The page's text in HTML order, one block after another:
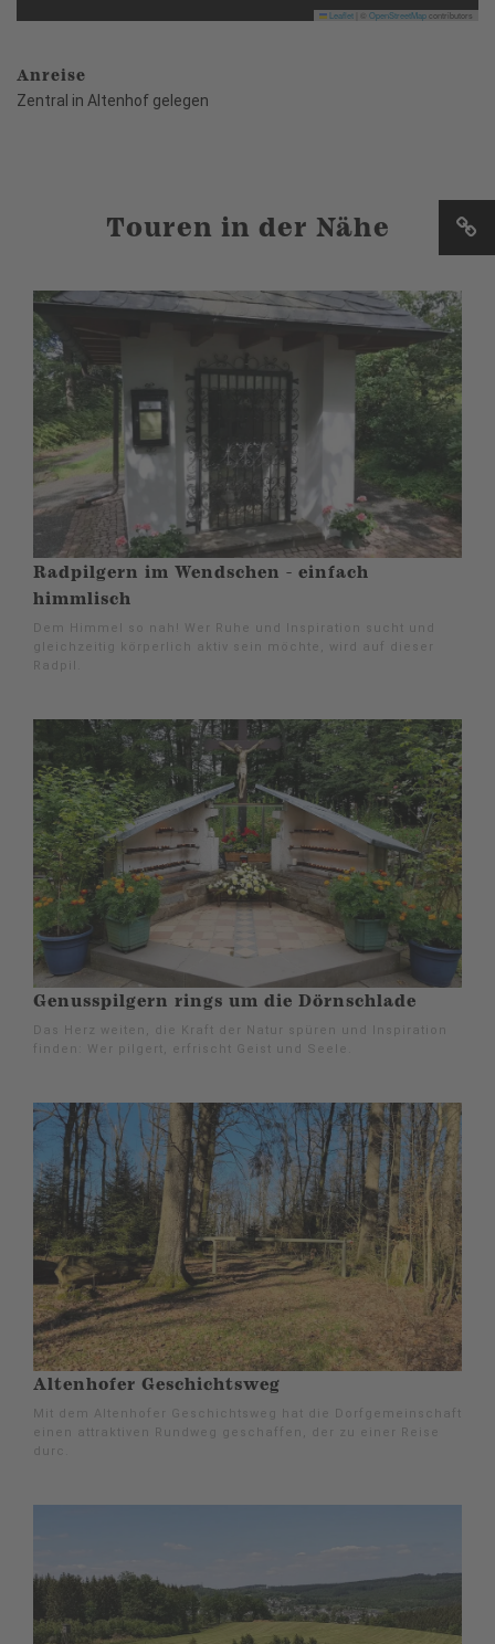
Leaflet OpenStreetMapcontributors
Anreise
Zentral in Altenhof gelegen
Touren in der Nähe
Radpilgern im Wendschen - einfach
himmlisch
Dem Himmel so nah! Wer Ruhe und Inspiration sucht und
gleichzeitig körperlich aktiv sein möchte, wird auf dieser
Radpil.
Genusspilgern rings um die Dörnschlade
Das Herz weiten, die Kraft der Natur spüren und Inspiration
finden: Wer pilgert, erfrischt Geist und Seele.
Altenhofer Geschichtsweg
Mit dem Altenhofer Geschichtsweg hat die Dorfgemeinschaft
einen attraktiven Rundweg geschaffen, der zu einer Reise
durc.